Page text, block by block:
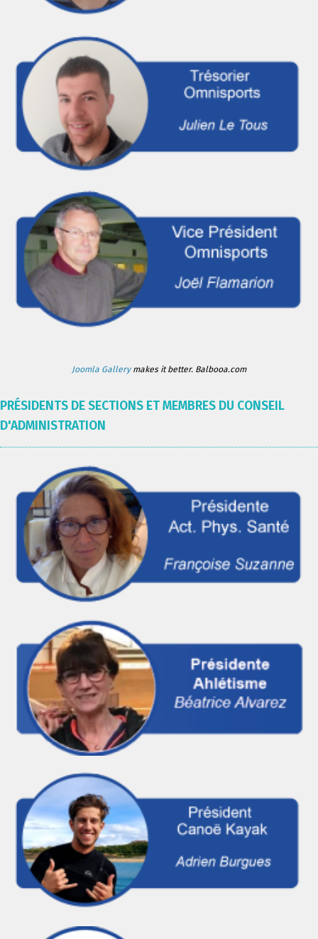
Joomla Gallerymakes it better. Balbooa.com
PRÉSIDENTS DE SECTIONS ET MEMBRES DU CONSEIL
D'ADMINISTRATION